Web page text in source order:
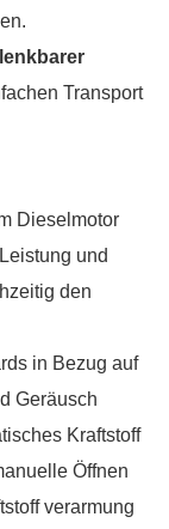
Transport
Dieselmotor
und
den
in Bezug auf
Geräusch
Kraftstoff
Öffnen
verarmung